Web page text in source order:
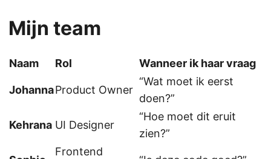
Mijn team
Naam Rol Wanneer ik haar vraag
JohannaProduct Owner
“Wat moet ik eerst
doen?”
Kehrana UI Designer
“Hoe moet dit eruit
zien?”
Frontend